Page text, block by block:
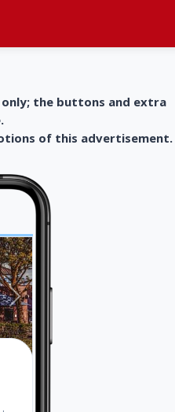
the buttons and extra
of this advertisement.